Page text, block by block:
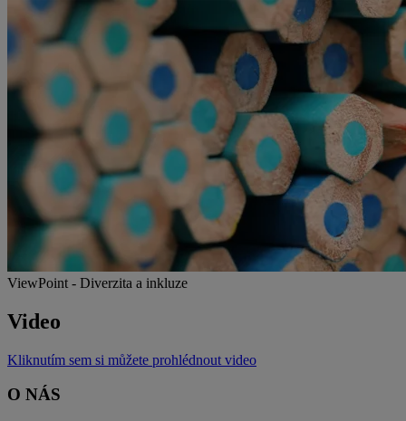
ViewPoint - Diverzita a inkluze
Video
Kliknutím sem si můžete prohlédnout video
O NÁS